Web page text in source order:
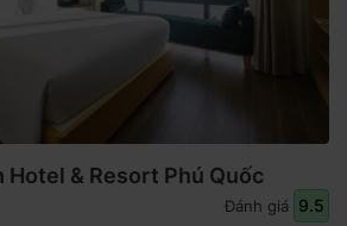
Hotel & Resort Phú Quốc
Đánh giá
9.5